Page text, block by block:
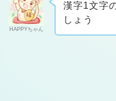
HAPPYちゃん
漢字1文字
しょう